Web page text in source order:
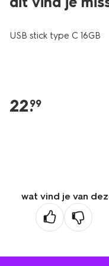
USB stick type C 16GB
22.
99
wat vind je van